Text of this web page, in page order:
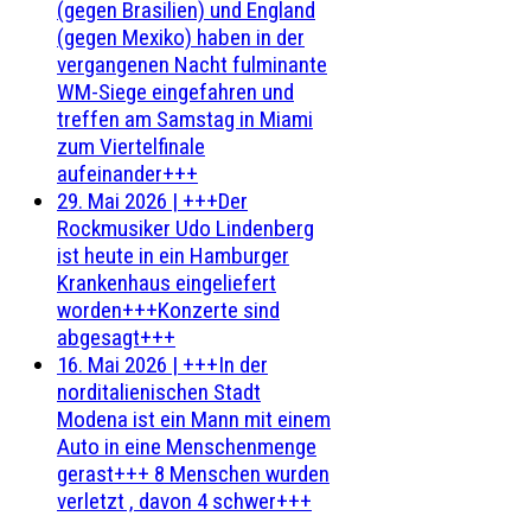
(gegen Brasilien) und England
(gegen Mexiko) haben in der
vergangenen Nacht fulminante
WM-Siege eingefahren und
treffen am Samstag in Miami
zum Viertelfinale
aufeinander+++
29. Mai 2026 | +++Der
Rockmusiker Udo Lindenberg
ist heute in ein Hamburger
Krankenhaus eingeliefert
worden+++Konzerte sind
abgesagt+++
16. Mai 2026 | +++In der
norditalienischen Stadt
Modena ist ein Mann mit einem
Auto in eine Menschenmenge
gerast+++ 8 Menschen wurden
verletzt , davon 4 schwer+++